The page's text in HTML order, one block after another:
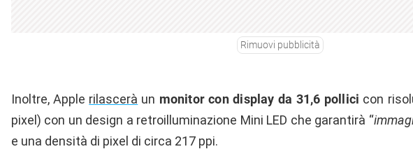
Rimuovi pubblicità
Inoltre, Apple rilascerà un monitor con display da 31,6 pollici con
pixel) con un design a retroilluminazione Mini LED che garantirà “
e una densità di pixel di circa 217 ppi.